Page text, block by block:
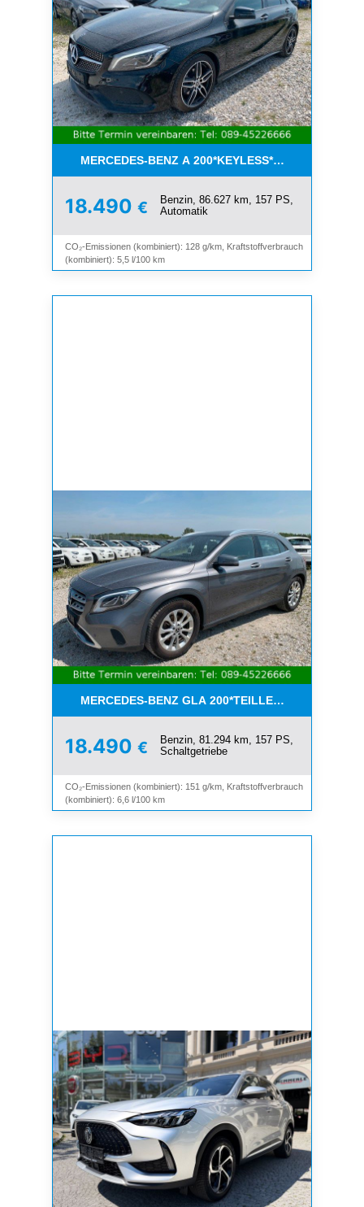
MERCEDES-BENZ A
18.490 €
Benzin, 86.627 km, 157 PS,
Automatik
CO₂-Emissionen (kombiniert): 128 g/km, Kraftstoffverbrauch
(kombiniert): 5,5 l/100 km
MERCEDES-BENZ GLA
18.490 €
Benzin, 81.294 km, 157 PS,
Schaltgetriebe
CO₂-Emissionen (kombiniert): 151 g/km, Kraftstoffverbrauch
(kombiniert): 6,6 l/100 km